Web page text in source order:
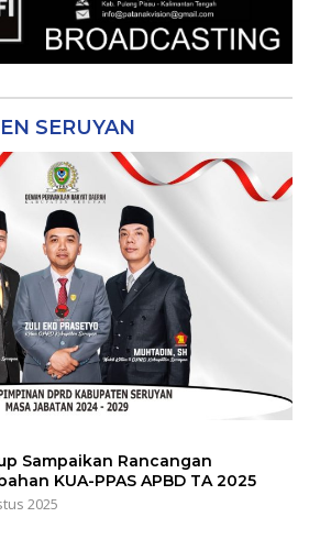
SERUYAN
Sampaikan Rancangan
KUA-PPAS APBD TA 2025
2025